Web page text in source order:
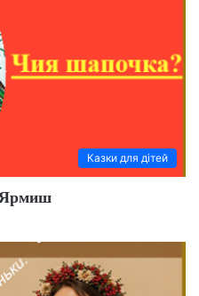
Казки для дітей